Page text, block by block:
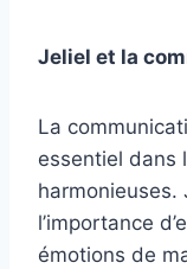
Jeliel et la
La
essentiel dans
harmonieuses.
l’importance
émotions de